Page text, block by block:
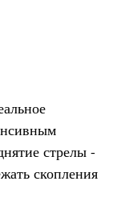
стрелы -
скопления